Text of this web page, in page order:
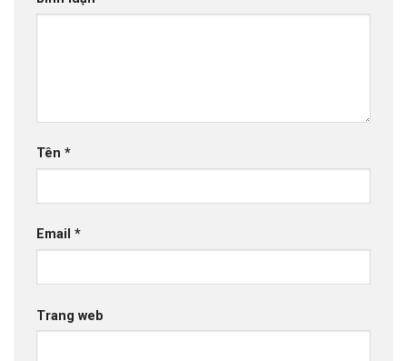
Tên *
Email *
Trang web